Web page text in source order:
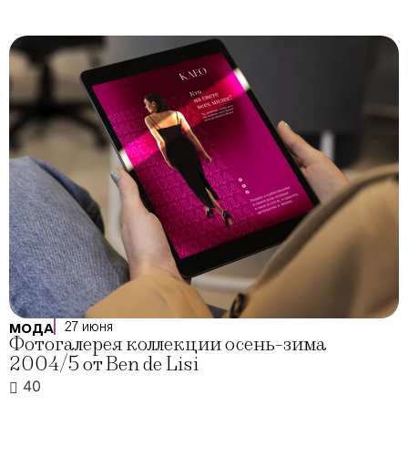
МОДА 27 июня
Фотогалерея коллекции осень-зима
2004/5 от Ben de Lisi
40